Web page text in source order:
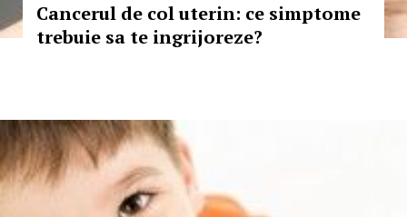
Cancerul de col uterin: ce simptome
trebuie sa te ingrijoreze?